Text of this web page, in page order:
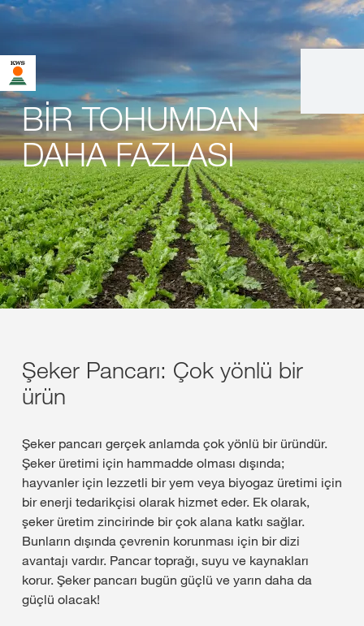
BİR TOHUMDAN
DAHA FAZLASI
Şeker Pancarı: Çok yönlü bir
ürün
Şeker pancarı gerçek anlamda çok yönlü bir üründür.
Şeker üretimi için hammadde olması dışında;
hayvanler için lezzetli bir yem veya biyogaz üretimi için
bir enerji tedarikçisi olarak hizmet eder. Ek olarak,
şeker üretim zincirinde bir çok alana katkı sağlar.
Bunların dışında çevrenin korunması için bir dizi
avantajı vardır. Pancar toprağı, suyu ve kaynakları
korur. Şeker pancarı bugün güçlü ve yarın daha da
güçlü olacak!